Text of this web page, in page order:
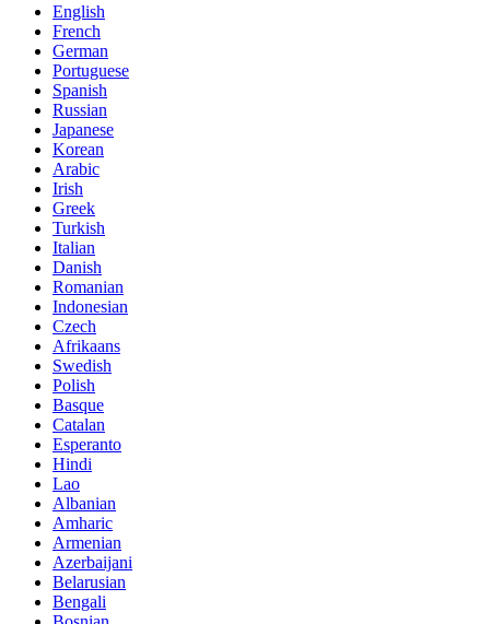
English
French
German
Portuguese
Spanish
Russian
Japanese
Korean
Arabic
Irish
Greek
Turkish
Italian
Danish
Romanian
Indonesian
Czech
Afrikaans
Swedish
Polish
Basque
Catalan
Esperanto
Hindi
Lao
Albanian
Amharic
Armenian
Azerbaijani
Belarusian
Bengali